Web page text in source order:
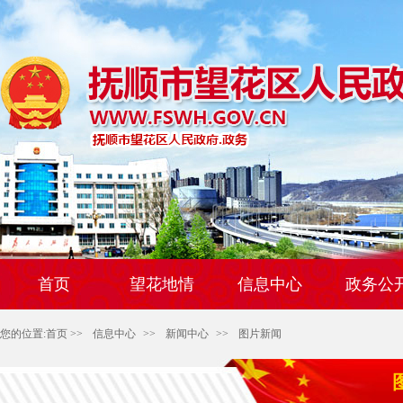
首页 望花地情 信息中心 政务公
您的位置:首页 >> 信息中心 >> 新闻中心 >> 图片新闻